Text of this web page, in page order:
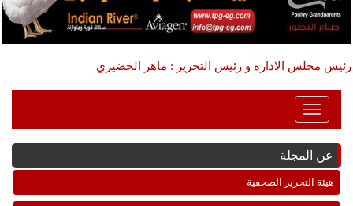
رئيس مجلس الادارة و رئيس التحرير : ماهر الخضيري
Toggle
Navigation
عن المجلة
هيئة التحرير الصحفية